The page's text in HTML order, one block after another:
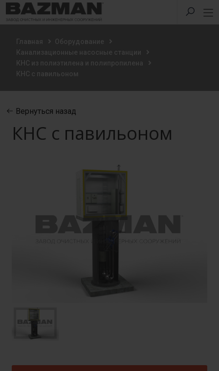
Главная
Оборудование
Канализационные насосные станции
КНС из полиэтилена и полипропилена
КНС с павильоном
Вернуться назад
КНС с павильоном